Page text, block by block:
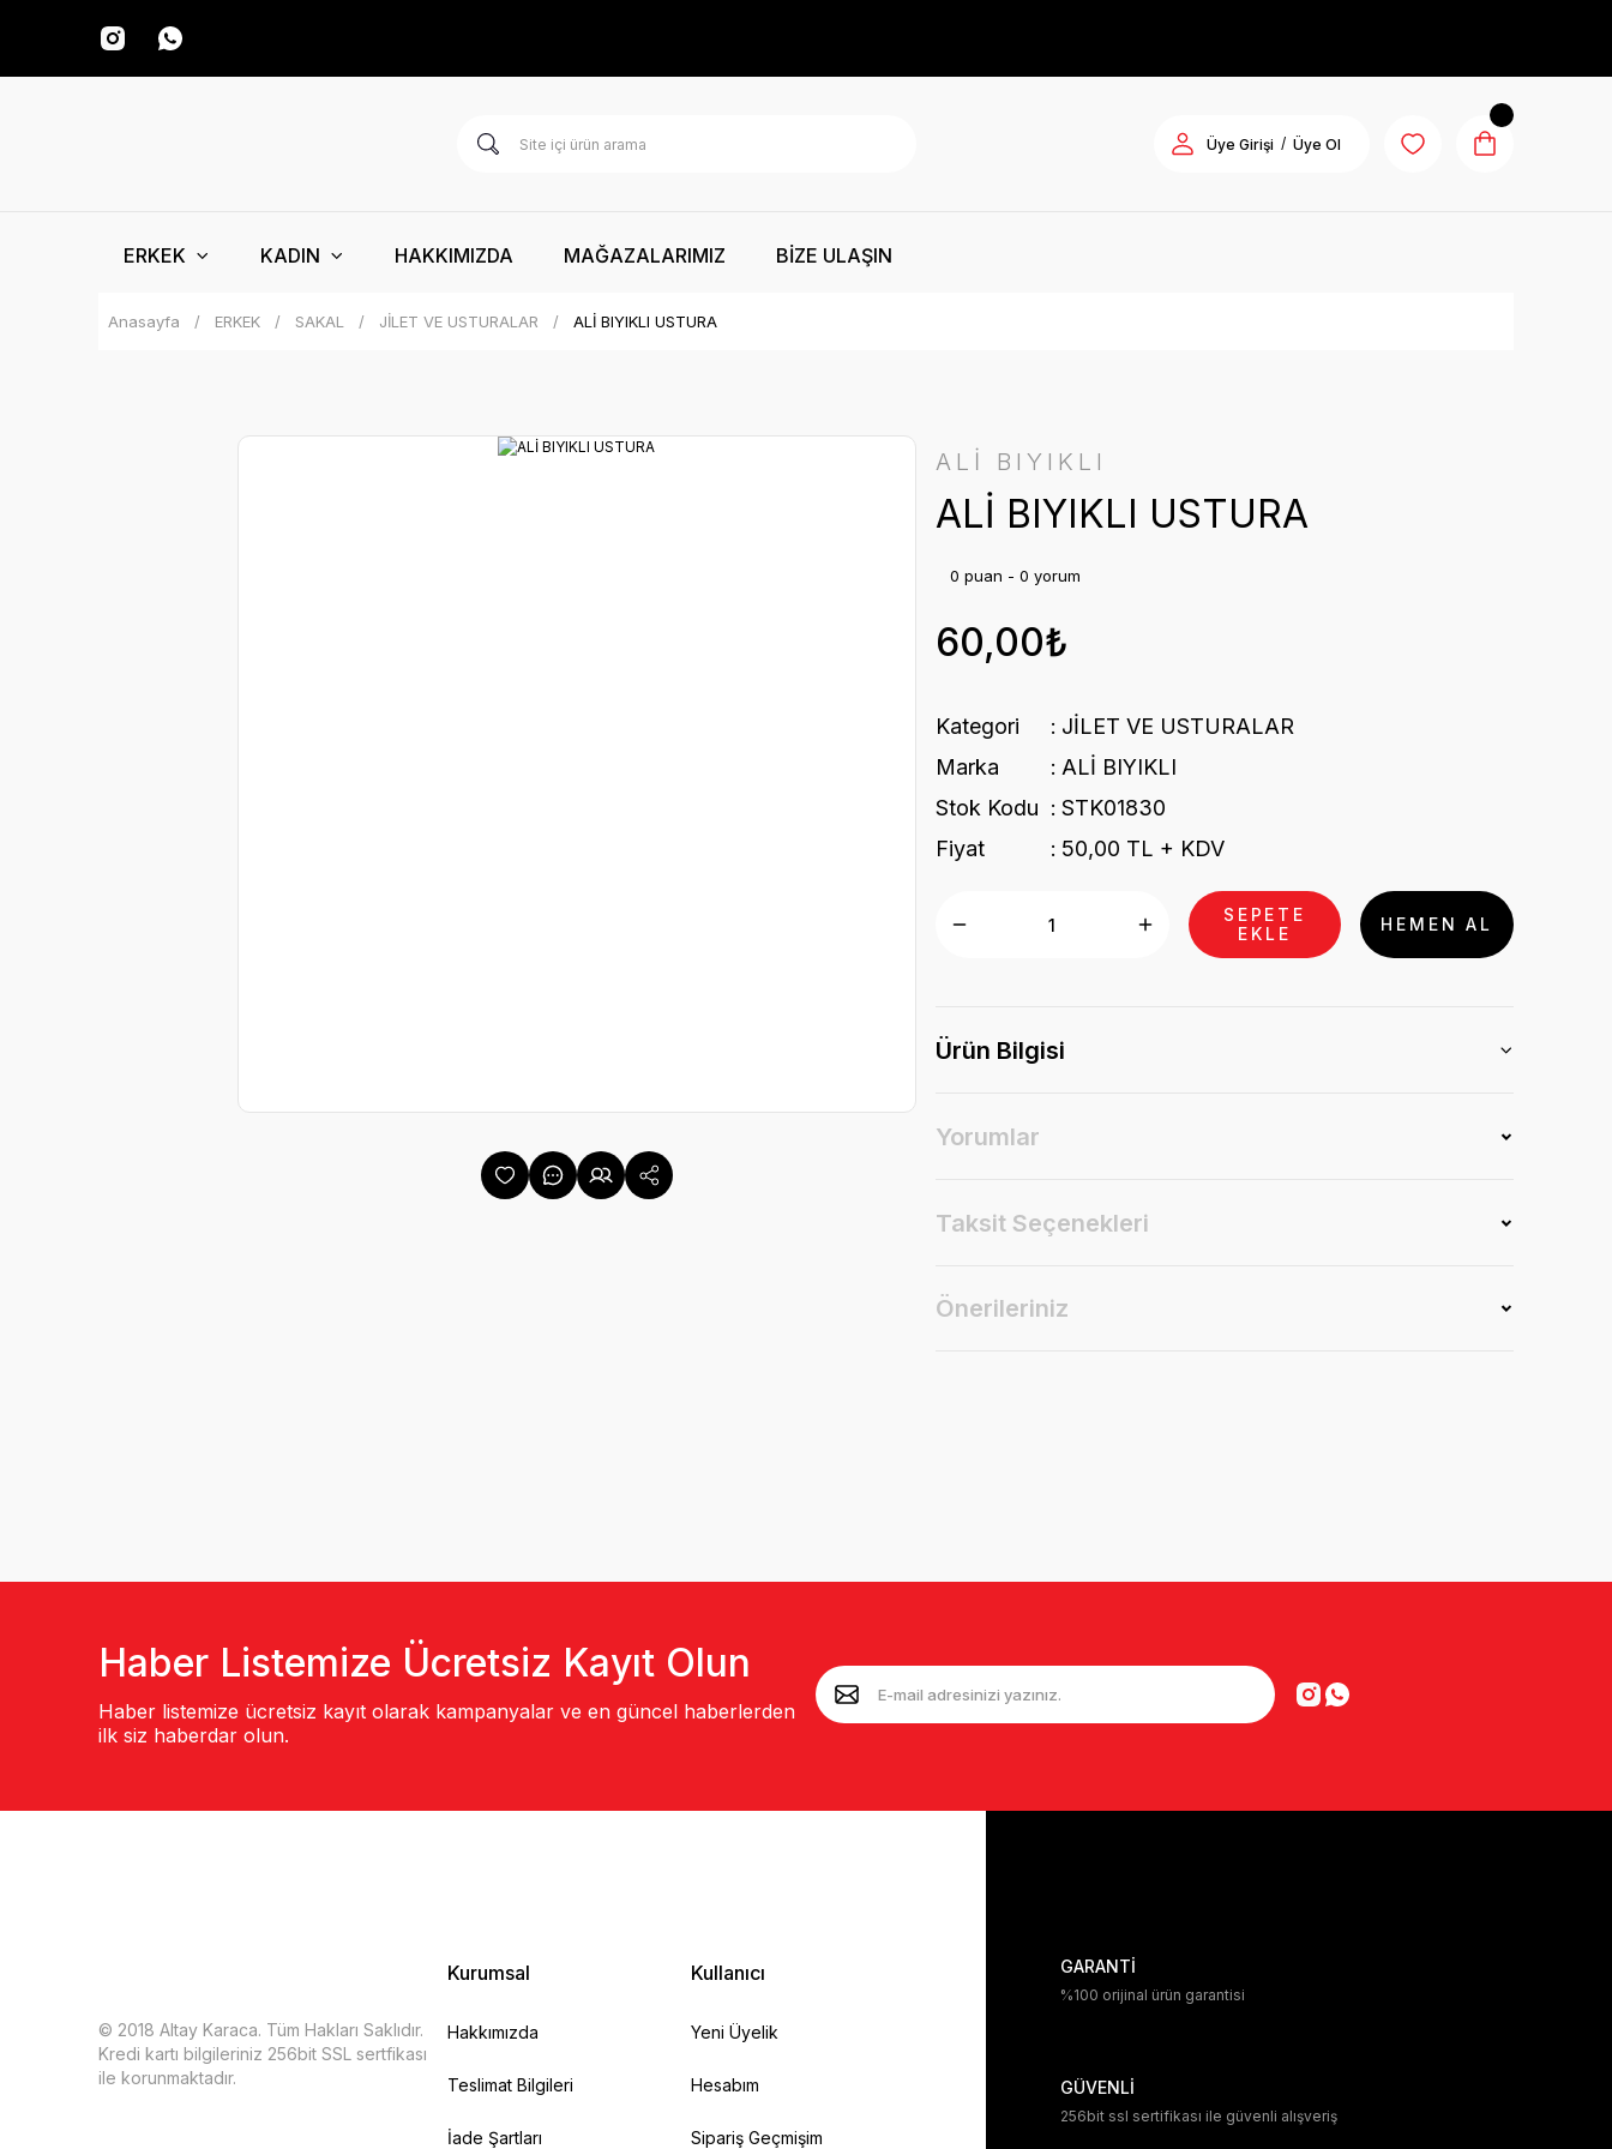
Üye Girişi / Üye Ol
ERKEK KADIN HAKKIMIZDA MAĞAZALARIMIZ BİZE ULAŞIN
Anasayfa ERKEK SAKAL JİLET VE USTURALAR ALİ BIYIKLI USTURA
ALİ BIYIKLI
ALİ BIYIKLI USTURA
0 puan - 0 yorum
60,00₺
Kategori
JİLET VE USTURALAR
Marka
ALİ BIYIKLI
Stok Kodu
STK01830
Fiyat
50,00 TL + KDV
SEPETE
EKLE
HEMEN AL
Ürün Bilgisi
Yorumlar
Taksit Seçenekleri
Önerileriniz
Haber Listemize Ücretsiz Kayıt Olun
Haber listemize ücretsiz kayıt olarak kampanyalar ve en güncel haberlerden
ilk siz haberdar olun.
© 2018 Altay Karaca. Tüm Hakları Saklıdır.
Kredi kartı bilgileriniz 256bit SSL sertfikası
ile korunmaktadır.
Kurumsal
Hakkımızda
Teslimat Bilgileri
İade Şartları
Kullanıcı
Yeni Üyelik
Hesabım
Sipariş Geçmişim
GARANTİ
%100 orijinal ürün garantisi
GÜVENLİ
256bit ssl sertifikası ile güvenli alışveriş